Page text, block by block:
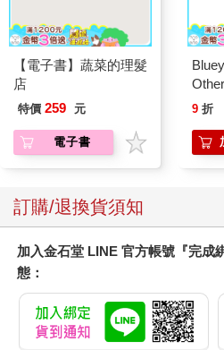
寫道：「我母親說我們這樣冒險很
說我一定會流產。我的預產日已過
痛不適，真的很開心。我想，這下
與子女的自尊，不論在哪一個族群
什麼是幫助孩子完成夢想，什麼又
感到難過，但若是知道母親因為別
心懷怨恨。不過，在足球場上、西
並非身心障礙權利運動者的專利。
一個基因可能有狀況的人考慮生不
題。一九九九年，身心障礙學者艾
性疾病與身心障礙不能與急症或意
裂、軟骨發育不全、唐氏症等行動
己是健康的，並未生病，還形容這
實，是自己認識這個世界的配備。
【電子書】蔬菜的理髮
店
特價 259 元
電子書
9 折
訂購/退換貨須知
加入金石堂 LINE 官方帳號『完成
態：